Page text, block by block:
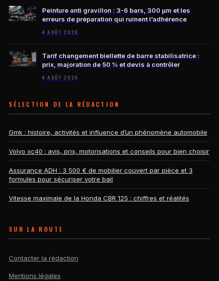
Peinture anti gravillon : 3-6 bars, 300 µm et les
erreurs de préparation qui ruinent l’adhérence
4 AOÛT 2026
Tarif changement biellette de barre stabilisatrice :
prix, majoration de 50 % et devis à contrôler
4 AOÛT 2026
SÉLECTION DE LA RÉDACTION
Gmk : histoire, activités et influence d’un phénomène automobile
Volvo xc40 : avis, prix, motorisations et conseils pour bien choisir
Assurance ADH : 3 500 € de mobilier couvert par pièce et 3
formules pour sécuriser votre bail
Vitesse maximale de la Honda CBR 125 : chiffres et réalités
SUR LA ROUTE
Contacter la rédaction
Mentions légales